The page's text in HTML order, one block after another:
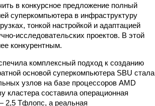
в конкурсное предложение полный
суперкомпьютера в инфраструктуру
тонкой настройкой и адаптацией
исследовательских проектов. В этой
конкурентным.
комплексный подход к созданию
основой суперкомпьютера SBU стала
узлов на базе процессоров AMD
составила операционная
2,5 Тфлопс, а реальная